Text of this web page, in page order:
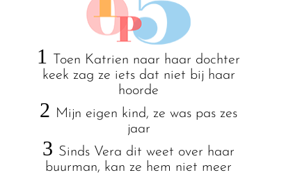
1
Toen Katrien naar haar dochter
keek zag ze iets dat niet bij haar
hoorde
2 Mijn eigen kind, ze was pas zes
jaar
3 Sinds Vera dit weet over haar
buurman, kan ze hem niet meer